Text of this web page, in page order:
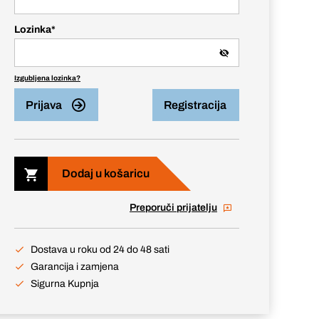
Lozinka*
Izgubljena lozinka?
Prijava Registracija
Dodaj u košaricu
Preporuči prijatelju
Dostava u roku od 24 do 48 sati
Garancija i zamjena
Sigurna Kupnja